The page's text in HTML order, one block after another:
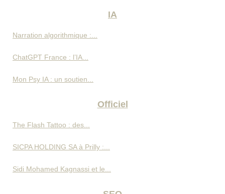
IA
Narration algorithmique :...
ChatGPT France : l’IA...
Mon Psy IA : un soutien...
Officiel
The Flash Tattoo : des...
SICPA HOLDING SA à Prilly :...
Sidi Mohamed Kagnassi et le...